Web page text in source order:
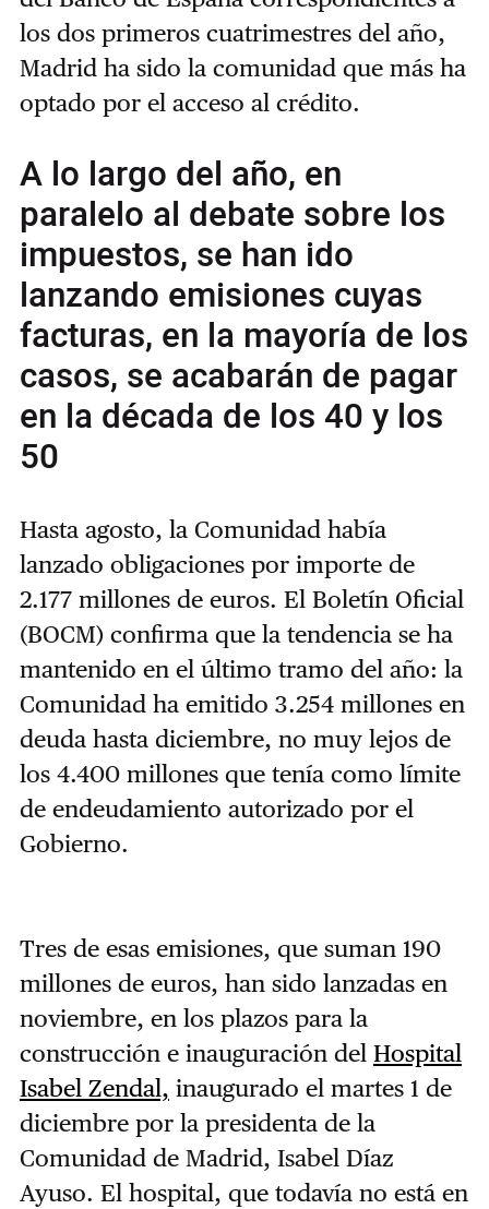
los dos primeros cuatrimestres del año,
Madrid ha sido la comunidad que más ha
optado por el acceso al crédito.
A lo largo del año, en
paralelo al debate sobre los
impuestos, se han ido
lanzando emisiones cuyas
facturas, en la mayoría de los
casos, se acabarán de pagar
en la década de los 40 y los
50
Hasta agosto, la Comunidad había
lanzado obligaciones por importe de
2.177 millones de euros. El Boletín Oficial
(BOCM) confirma que la tendencia se ha
mantenido en el último tramo del año: la
Comunidad ha emitido 3.254 millones en
deuda hasta diciembre, no muy lejos de
los 4.400 millones que tenía como límite
de endeudamiento autorizado por el
Gobierno.
Tres de esas emisiones, que suman 190
millones de euros, han sido lanzadas en
noviembre, en los plazos para la
construcción e inauguración del Hospital
Isabel Zendal, inaugurado el martes 1 de
diciembre por la presidenta de la
Comunidad de Madrid, Isabel Díaz
Ayuso. El hospital, que todavía no está en